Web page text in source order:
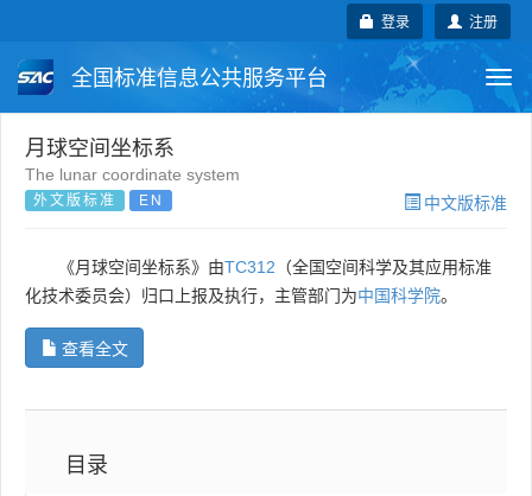
注册
登录
全国标准信息公共服务平台
国家标准
团体标准 国际标准
国外标准 技术委员会
月球空间坐标系
The lunar coordinate system
外文版标准 EN 中文版标准
《月球空间坐标系》由TC312 （全国空间科学及其应用标准
化技术委员会）归口上报及执行，主管部门为中国科学院。
查看全文
目录